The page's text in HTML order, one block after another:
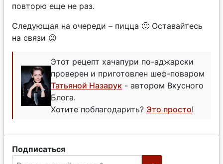
повторю еще не раз.
Следующая на очереди – пицца 🙂 Оставайтесь
на связи 😉
Этот рецепт хачапури по-аджарски
проверен и приготовлен шеф-поваром
Татьяной Назарук - автором Вкусного
Блога.
Хотите поблагодарить? Это просто!
Подписаться